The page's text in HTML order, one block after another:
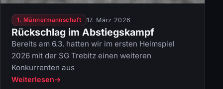
1. Männermannschaft 17. März 2026
Rückschlag im Abstiegskampf
Bereits am 6.3. hatten wir im ersten Heimspiel
2026 mit der SG Trebitz einen weiteren
Konkurrenten aus
Weiterlesen